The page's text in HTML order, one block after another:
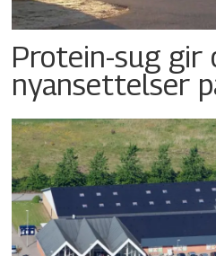
Protein-sug gir
nyansettelser